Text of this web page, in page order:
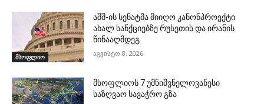
მსოფლიო
აშშ-ის სენატმა მიიღო კანონპროექტი
ახალ სანქციებზე რუსეთის და ირანის
წინააღმდეგ
აგვისტო 8, 2026
მსოფლიოს 7 უმნიშვნელოვანესი
საზღვაო სავაჭრო გზა